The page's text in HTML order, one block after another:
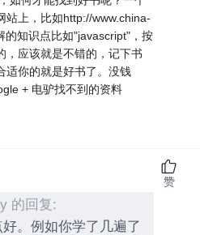
站上，比如http://www.china-
的知识点比如"javascript"，按
，应该就是不错的，记下书
适你的就是好书了。没钱
+ 电驴找不到的资料
的回复:
。例如你学了几遍了
赞